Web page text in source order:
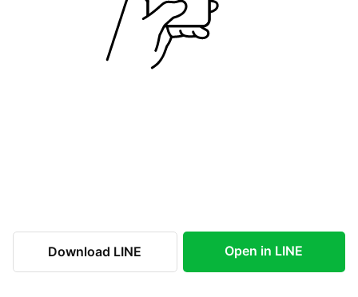
Download LINE Open in LINE